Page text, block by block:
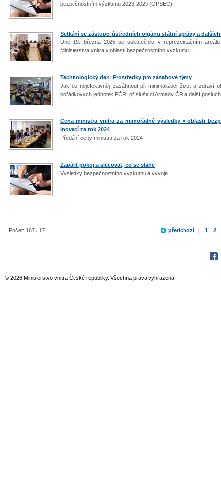
bezpečnostním výzkumu 2023-2029 (OPSEC).
Setkání se zástupci ústředních orgánů státní správy a
Dne 19. března 2025 se uskutečnilo v reprezentačním
Ministerstva vnitra v oblasti bezpečnostního výzkumu.
Technologický den: Prostředky pro zásahové týmy
Jak co nejefektivněji zasáhnout při minimalizaci život a zdraví
pořádkových jednotek PČR, příslušníci Armády ČR a další
Cena ministra vnitra za mimořádné výsledky v oblasti
inovací za rok 2024
Předání ceny ministra za rok 2024
Zapálit pokoj a sledovat, co se stane
Výsledky bezpečnostního výzkumu a vývoje
Počet: 167 / 17 předchozí | 1 2
© 2026 Ministerstvo vnitra České republiky. Všechna práva vyhrazena.